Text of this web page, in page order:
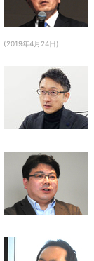
(2019年4月24日)